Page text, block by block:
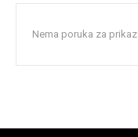
Nema poruka za prikaz